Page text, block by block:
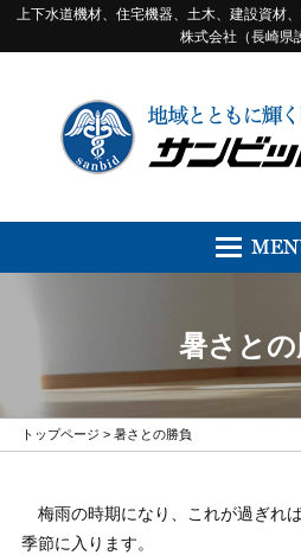
上下水道機材、住宅機器、土木、建設資材
株式会社（長崎県
暑さとの
トップページ > 暑さとの勝負
梅雨の時期になり、これが過ぎれ
季節に入ります。